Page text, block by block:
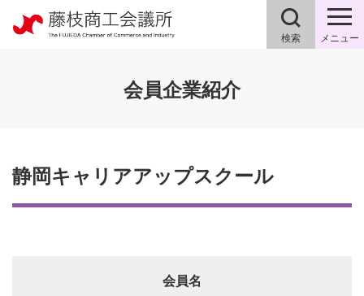
検索 メニュー
会員企業紹介
静岡キャリアアップスクール
会員名